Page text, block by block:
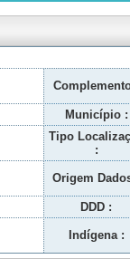
Município :
Tipo
:
Origem
DDD :
Indígena :